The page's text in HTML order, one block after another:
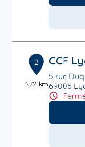
2
3.72 km
CCF
5 rue
69006